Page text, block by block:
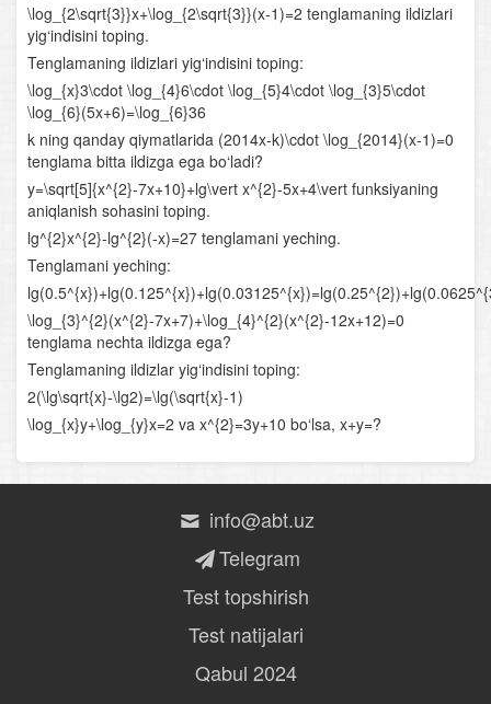
Aralash bo‘lim
Ko‘rsatkichli funksiya va uning xossalari
Ko‘rsatkichli tenglamalar
Ko‘rsatkichli tengsizliklar
Logarifm
Logarifmik funksiya va uning xossalari
Logarifmik ifodalarni shakl almashtirish
Logarifmik tengsizliklar
Yig‘indi va ayirmaning hosilasi
Murakkab funksiyaning hosilasi
Funksiyaning o‘sish va kamayish oraliqlari
Funksiyaning ekstremumlari
Funksiyaning oraliqdagi eng katta va eng kichik
\log_{2\sqrt{3}}x+\log_{2\sqrt{3}}(x-1)=2 tenglamaning ildizlari
yig‘indisini toping.
Tenglamaning ildizlari yig‘indisini toping:
\log_{x}3\cdot \log_{4}6\cdot \log_{5}4\cdot \log_{3}5\cdot
\log_{6}(5x+6)=\log_{6}36
k ning qanday qiymatlarida (2014x-k)\cdot \log_{2014}(x-1)=0
tenglama bitta ildizga ega bo‘ladi?
y=\sqrt[5]{x^{2}-7x+10}+lg\vert x^{2}-5x+4\vert funksiyaning
aniqlanish sohasini toping.
lg^{2}x^{2}-lg^{2}(-x)=27 tenglamani yeching.
Tenglamani yeching:
\log_{3}^{2}(x^{2}-7x+7)+\log_{4}^{2}(x^{2}-12x+12)=0
tenglama nechta ildizga ega?
Tenglamaning ildizlar yig‘indisini toping:
2(\lg\sqrt{x}-\lg2)=\lg(\sqrt{x}-1)
\log_{x}y+\log_{y}x=2 va x^{2}=3y+10 bo‘lsa, x+y=?
info@abt.uz
Telegram
Test topshirish
Test natijalari
Qabul 2024